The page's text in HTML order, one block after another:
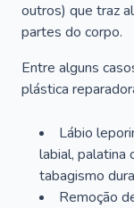
outros) que traz
partes do corpo.
Entre alguns
plástica
Lábio
labial, palatina
tabagismo
Remoção